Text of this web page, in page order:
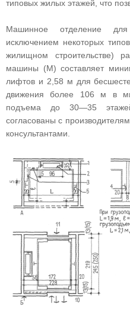
типовых жилых этажей, что
Машинное отделение
исключением некоторых
жилищном строительстве)
машины (М) составляет
лифтов и 2,58 м для
движения более 106 м в
подъема до 30—35
согласованы с
консультантами.